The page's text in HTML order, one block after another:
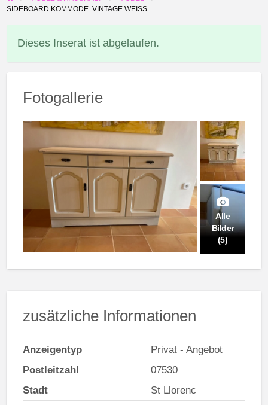
SIDEBOARD KOMMODE. VINTAGE WEISS
Dieses Inserat ist abgelaufen.
Fotogallerie
Alle
Bilder
(5)
zusätzliche Informationen
Anzeigentyp
Privat - Angebot
Postleitzahl
07530
Stadt
St Llorenc